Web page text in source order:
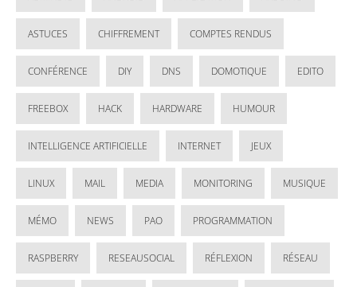
ASTUCES CHIFFREMENT COMPTES RENDUS
CONFÉRENCE DIY DNS DOMOTIQUE EDITO
FREEBOX HACK HARDWARE HUMOUR
INTELLIGENCE ARTIFICIELLE INTERNET JEUX
LINUX MAIL MEDIA MONITORING MUSIQUE
MÉMO NEWS PAO PROGRAMMATION
RASPBERRY RESEAUSOCIAL RÉFLEXION RÉSEAU